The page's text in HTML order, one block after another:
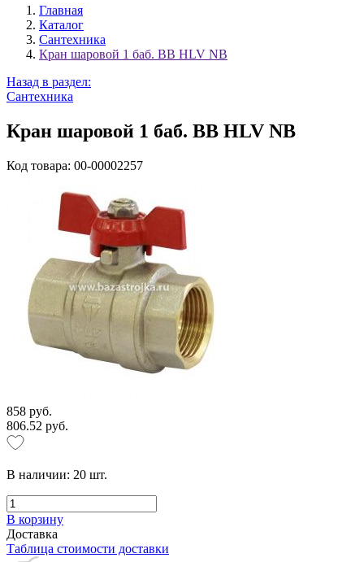
Главная
Каталог
Сантехника
Кран шаровой 1 баб. ВВ HLV NB
Назад в раздел:
Сантехника
Кран шаровой 1 баб. ВВ HLV NB
Код товара: 00-00002257
858 руб.
806.52 руб.
В наличии: 20 шт.
В корзину
Доставка
Таблица стоимости доставки